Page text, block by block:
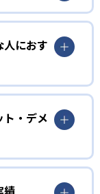
一人ひとりの学
易度を上げてい
題へと、スモー
る。このスタ
人におす
向け
、わかる楽し
。
も調整するた
身につけられ
ト・デメ
め、集中力や目
績